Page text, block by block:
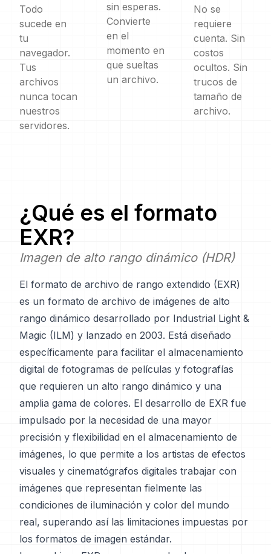
Todo
sucede en
tu
navegador.
Tus
archivos
nunca tocan
nuestros
servidores.
sin esperas.
Convierte
en el
momento en
que sueltas
un archivo.
No se
requiere
cuenta. Sin
costos
ocultos. Sin
trucos de
tamaño de
archivo.
¿Qué es el formato
EXR?
Imagen de alto rango dinámico (HDR)
El formato de archivo de rango extendido (EXR)
es un formato de archivo de imágenes de alto
rango dinámico desarrollado por Industrial Light &
Magic (ILM) y lanzado en 2003. Está diseñado
específicamente para facilitar el almacenamiento
digital de fotogramas de películas y fotografías
que requieren un alto rango dinámico y una
amplia gama de colores. El desarrollo de EXR fue
impulsado por la necesidad de una mayor
precisión y flexibilidad en el almacenamiento de
imágenes, lo que permite a los artistas de efectos
visuales y cinematógrafos digitales trabajar con
imágenes que representan fielmente las
condiciones de iluminación y color del mundo
real, superando así las limitaciones impuestas por
los formatos de imagen estándar.